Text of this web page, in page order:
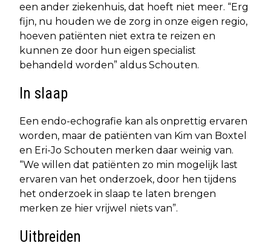
een ander ziekenhuis, dat hoeft niet meer. “Erg
fijn, nu houden we de zorg in onze eigen regio,
hoeven patiënten niet extra te reizen en
kunnen ze door hun eigen specialist
behandeld worden” aldus Schouten.
In slaap
Een endo-echografie kan als onprettig ervaren
worden, maar de patiënten van Kim van Boxtel
en Eri-Jo Schouten merken daar weinig van.
“We willen dat patiënten zo min mogelijk last
ervaren van het onderzoek, door hen tijdens
het onderzoek in slaap te laten brengen
merken ze hier vrijwel niets van”.
Uitbreiden